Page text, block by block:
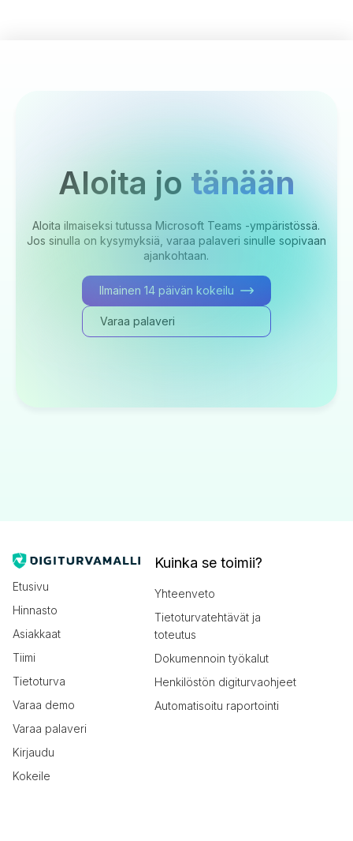
Aloita jo tänään
Aloita ilmaiseksi tutussa Microsoft Teams -ympäristössä.
Jos sinulla on kysymyksiä, varaa palaveri sinulle sopivaan
ajankohtaan.
Ilmainen 14 päivän kokeilu
Varaa palaveri
Etusivu
Hinnasto
Asiakkaat
Tiimi
Tietoturva
Varaa demo
Varaa palaveri
Kirjaudu
Kokeile
Kuinka se toimii?
Yhteenveto
Tietoturvatehtävät ja
toteutus
Dokumennoin työkalut
Henkilöstön digiturvaohjeet
Automatisoitu raportointi